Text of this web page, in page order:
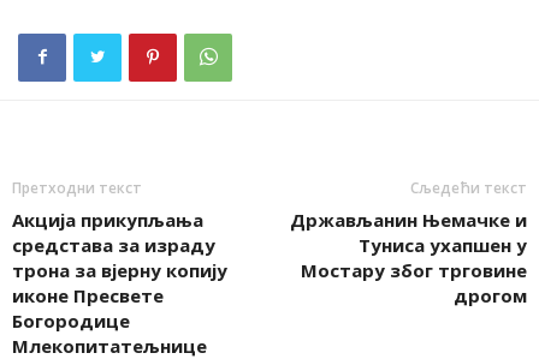
Претходни текст
Акција прикупљања
средстава за израду
трона за вјерну копију
иконе Пресвете
Богородице
Млекопитатељнице
Сљедећи текст
Држављанин Њемачке и
Туниса ухапшен у
Мостару због трговине
дрогом